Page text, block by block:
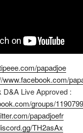
papadjoe
www.facebook.com/
D&A Live Approved :
groups/
papadjoefr
TH2asAx